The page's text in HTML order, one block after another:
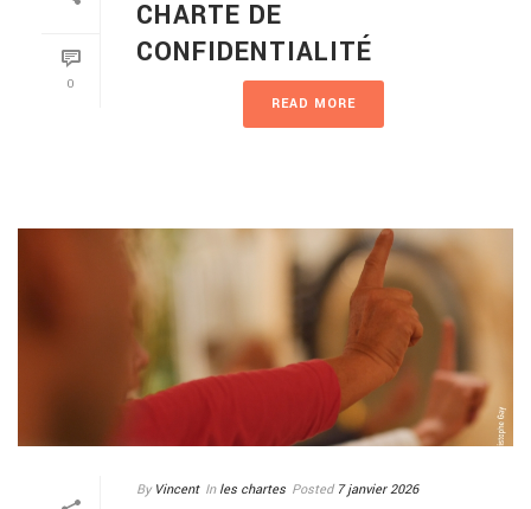
0
CHARTE DE
CONFIDENTIALITÉ
READ MORE
By Vincent In les chartes Posted 7 janvier 2026